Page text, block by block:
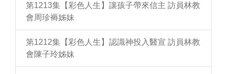
第1213集【彩色人生】讓孩子帶來信主 訪員林教
會周珍褥姊妹
第1212集【彩色人生】認識神投入醫宣 訪員林教
會陳子玲姊妹